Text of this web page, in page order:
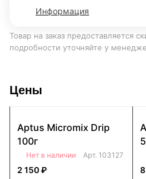
Информация
Товар на заказ предоставляется
подробности уточняйте у
Цены
Aptus Micromix Drip
100г
Нет в наличии Арт. 103127
2 150 ₽